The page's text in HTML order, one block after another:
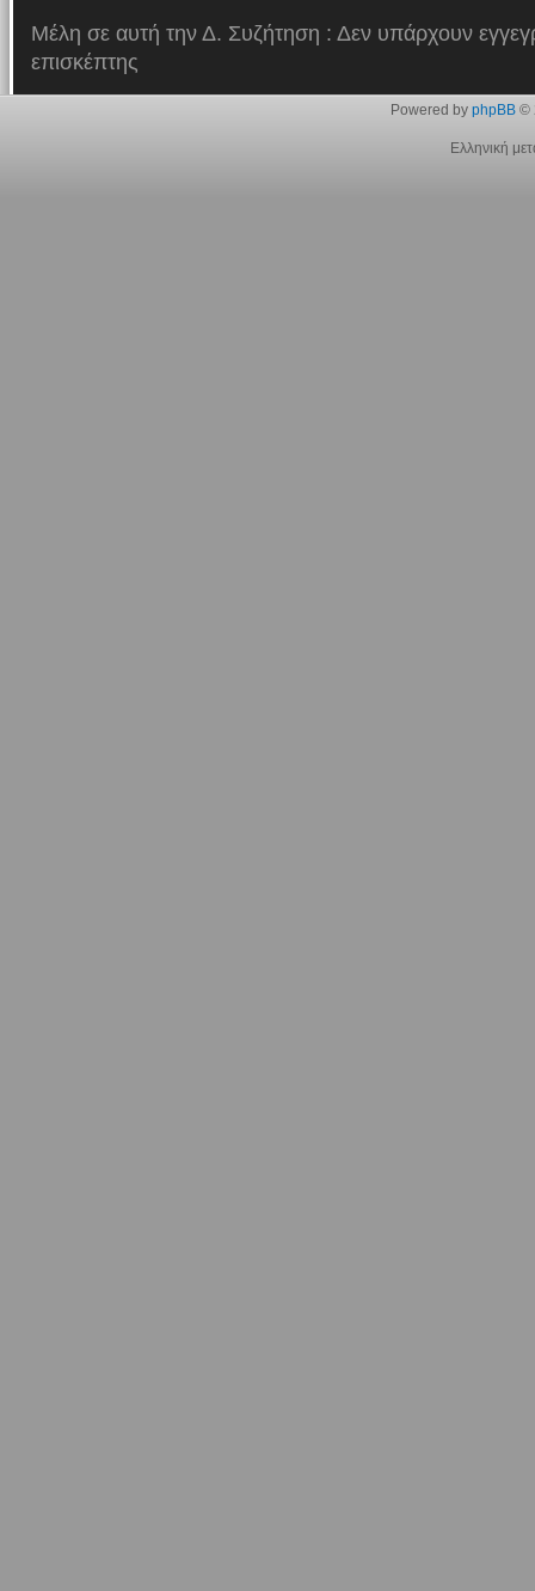
Μέλη σε αυτή την Δ. Συζήτηση : Δεν υπάρχουν
επισκέπτης
Powered by phpBB©
Ελληνική